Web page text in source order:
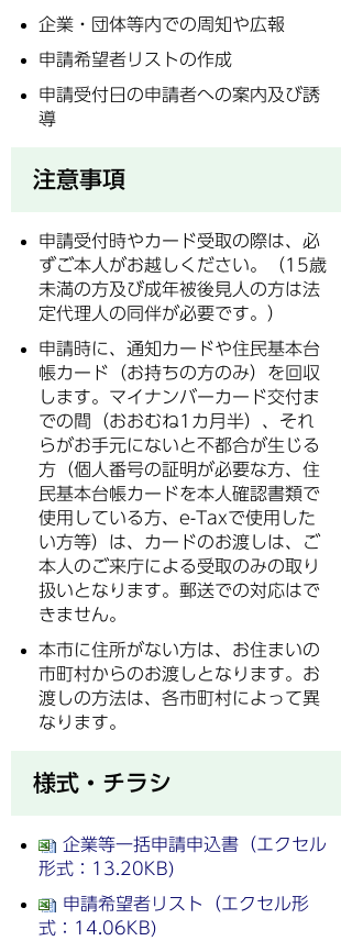
企業・団体等内での周知や広報
申請希望者リストの作成
申請受付日の申請者への案内及び誘
導
注意事項
申請受付時やカード受取の際は、必
ずご本人がお越しください。（15歳
未満の方及び成年被後見人の方は法
定代理人の同伴が必要です。）
申請時に、通知カードや住民基本台
帳カード（お持ちの方のみ）を回収
します。マイナンバーカード交付ま
での間（おおむね1カ月半）、それ
らがお手元にないと不都合が生じる
方（個人番号の証明が必要な方、住
民基本台帳カードを本人確認書類で
使用している方、e-Taxで使用した
い方等）は、カードのお渡しは、ご
本人のご来庁による受取のみの取り
扱いとなります。郵送での対応はで
きません。
本市に住所がない方は、お住まいの
市町村からのお渡しとなります。お
渡しの方法は、各市町村によって異
なります。
様式・チラシ
企業等一括申請申込書（エクセル
形式：13.20KB)
申請希望者リスト（エクセル形
式：14.06KB)